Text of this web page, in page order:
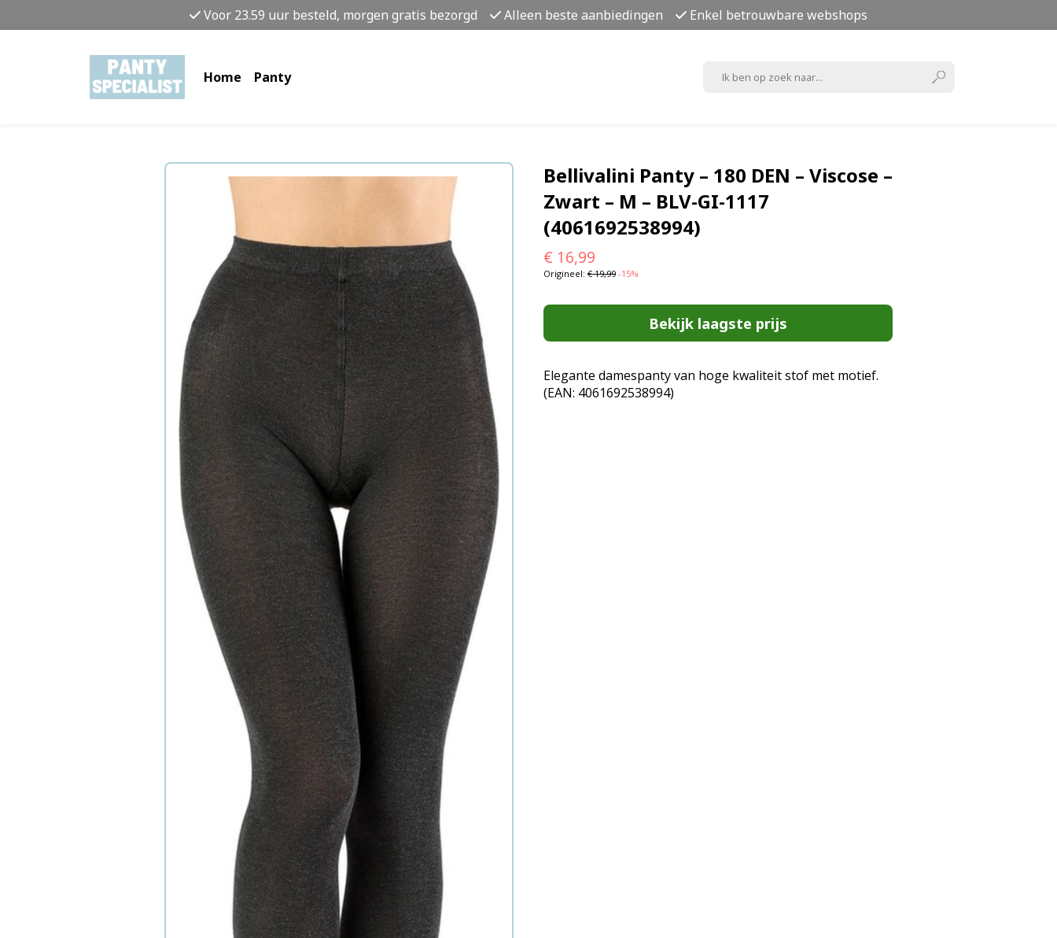
Voor 23.59 uur besteld, morgen gratis bezorgd Alleen beste aanbiedingen Enkel betrouwbare webshops
Home Panty
Bellivalini Panty – 180 DEN – Viscose –
Zwart – M – BLV-GI-1117
(4061692538994)
€ 16,99
Origineel:€19,99 -15%
Bekijk laagste prijs
Elegante damespanty van hoge kwaliteit stof met motief.
(EAN: 4061692538994)